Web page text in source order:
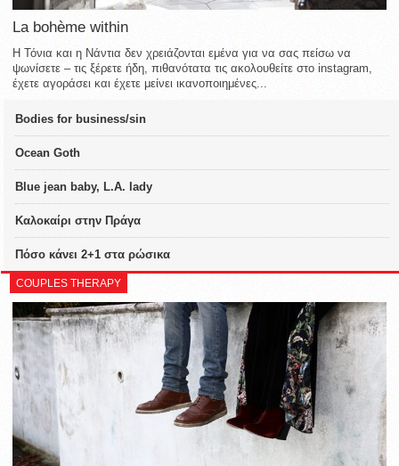
La bohème within
Η Τόνια και η Νάντια δεν χρειάζονται εμένα για να σας πείσω να
ψωνίσετε – τις ξέρετε ήδη, πιθανότατα τις ακολουθείτε στο instagram,
έχετε αγοράσει και έχετε μείνει ικανοποιημένες...
Bodies for business/sin
Ocean Goth
Blue jean baby, L.A. lady
Καλοκαίρι στην Πράγα
Πόσο κάνει 2+1 στα ρώσικα
COUPLES THERAPY